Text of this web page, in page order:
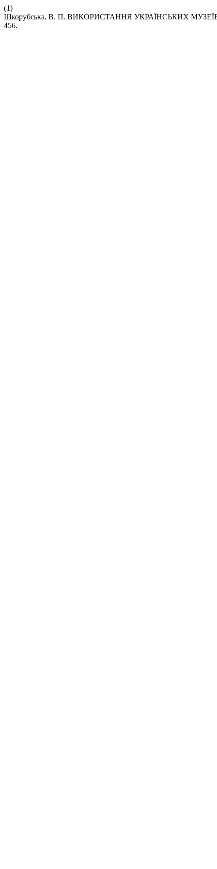
(1)
Шкорубська, В. П. ВИКОРИСТАННЯ УКРАЇНСЬКИХ
456.